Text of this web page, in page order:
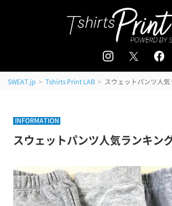
追
会員
SWEAT.jp > Tshirts Print LAB > スウェットパンツ人気
INFORMATION
スウェットパンツ人気ランキン